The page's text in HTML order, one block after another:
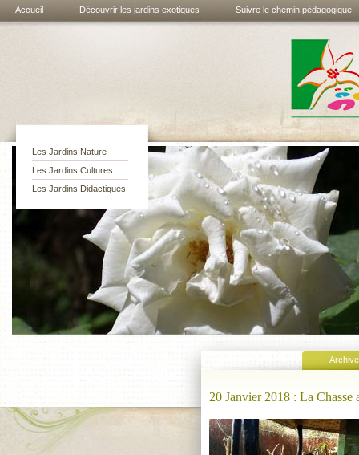
Accueil Découvrir les jardins exotiques Suivre le chemin pédagogique
Les jardins
exotiques de
Bouknadel
Les Jardins Nature
Les Jardins Cultures
Les Jardins Didactiques
20 Janvier 2018 : La Chasse